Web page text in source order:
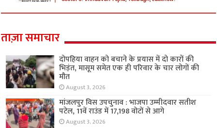
ताज़ा समाचार
दोपहिया वाहन को बचाने के प्रयास में दो कारों की
भिड़ंत, मासूम समेत एक ही परिवार के चार लोगों की
मौत
August 3, 2026
मांजलपुर विस उपचुनाव : भाजपा उम्मीदवार सतीश
पटेल, 11वें राउंड में 17,198 वोटों से आगे
August 3, 2026